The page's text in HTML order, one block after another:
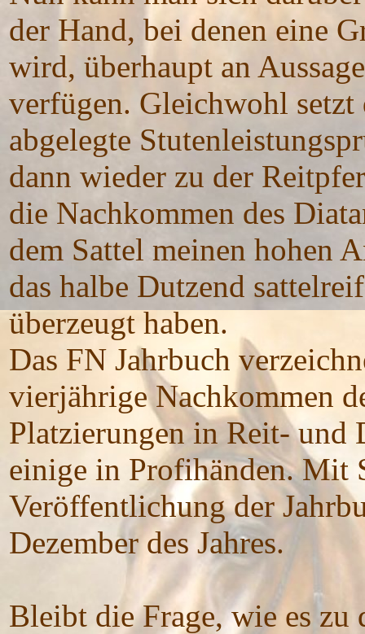
der Hand, bei denen eine
wird, überhaupt an
verfügen. Gleichwohl setzt
abgelegte
dann wieder zu der
die Nachkommen des
dem Sattel meinen hohen
das halbe Dutzend
überzeugt haben.
Das FN Jahrbuch
vierjährige Nachkommen
Platzierungen in Reit- und
einige in Profihänden. Mit
Veröffentlichung der
Dezember des Jahres.
Bleibt die Frage, wie es zu